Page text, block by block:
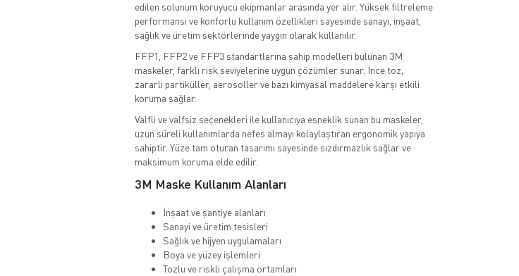
edilen solunum koruyucu ekipmanlar arasında yer alır. Yüksek filtreleme
performansı ve konforlu kullanım özellikleri sayesinde sanayi, inşaat,
sağlık ve üretim sektörlerinde yaygın olarak kullanılır.
FFP1, FFP2 ve FFP3 standartlarına sahip modelleri bulunan 3M
maskeler, farklı risk seviyelerine uygun çözümler sunar. İnce toz,
zararlı partiküller, aerosoller ve bazı kimyasal maddelere karşı etkili
koruma sağlar.
Valfli ve valfsiz seçenekleri ile kullanıcıya esneklik sunan bu maskeler,
uzun süreli kullanımlarda nefes almayı kolaylaştıran ergonomik yapıya
sahiptir. Yüze tam oturan tasarımı sayesinde sızdırmazlık sağlar ve
maksimum koruma elde edilir.
3M Maske Kullanım Alanları
İnşaat ve şantiye alanları
Sanayi ve üretim tesisleri
Sağlık ve hijyen uygulamaları
Boya ve yüzey işlemleri
Tozlu ve riskli çalışma ortamları